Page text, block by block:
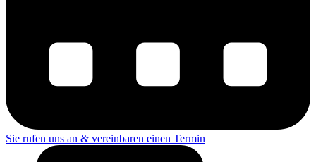
Sie rufen uns an & vereinbaren einen Termin